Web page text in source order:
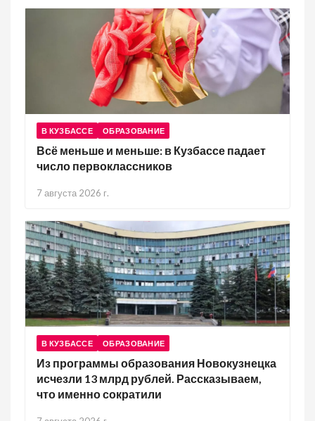
В КУЗБАССЕ ОБРАЗОВАНИЕ
Всё меньше и меньше: в Кузбассе падает
число первоклассников
7 августа 2026 г.
В КУЗБАССЕ ОБРАЗОВАНИЕ
Из программы образования Новокузнецка
исчезли 13 млрд рублей. Рассказываем,
что именно сократили